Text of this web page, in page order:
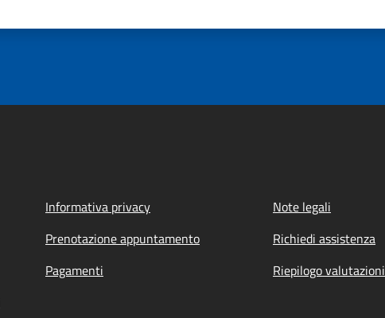
Informativa privacy
Note legali
Prenotazione appuntamento
Richiedi assistenza
Pagamenti
Riepilogo valutazioni